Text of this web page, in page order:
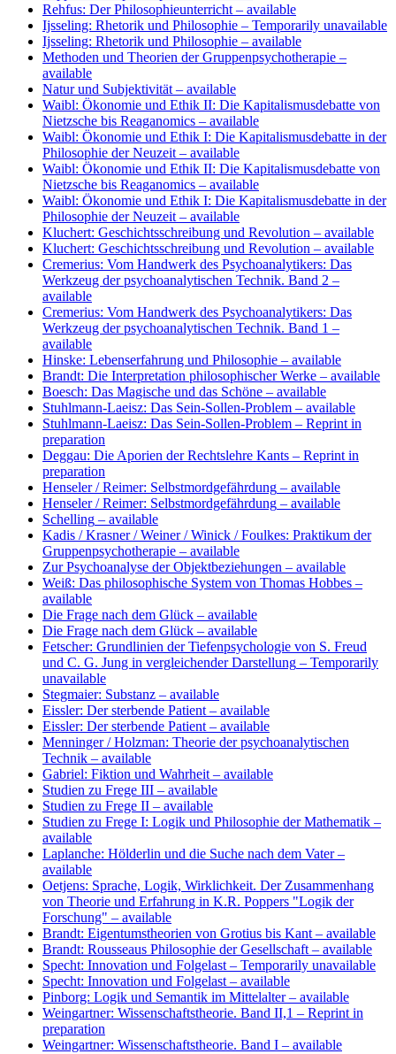
Rehfus: Der Philosophieunterricht – available
Ijsseling: Rhetorik und Philosophie – Temporarily unavailable
Ijsseling: Rhetorik und Philosophie – available
Methoden und Theorien der Gruppenpsychotherapie –
available
Natur und Subjektivität – available
Waibl: Ökonomie und Ethik II: Die Kapitalismusdebatte von
Nietzsche bis Reaganomics – available
Waibl: Ökonomie und Ethik I: Die Kapitalismusdebatte in der
Philosophie der Neuzeit – available
Waibl: Ökonomie und Ethik II: Die Kapitalismusdebatte von
Nietzsche bis Reaganomics – available
Waibl: Ökonomie und Ethik I: Die Kapitalismusdebatte in der
Philosophie der Neuzeit – available
Kluchert: Geschichtsschreibung und Revolution – available
Kluchert: Geschichtsschreibung und Revolution – available
Cremerius: Vom Handwerk des Psychoanalytikers: Das
Werkzeug der psychoanalytischen Technik. Band 2 –
available
Cremerius: Vom Handwerk des Psychoanalytikers: Das
Werkzeug der psychoanalytischen Technik. Band 1 –
available
Hinske: Lebenserfahrung und Philosophie – available
Brandt: Die Interpretation philosophischer Werke – available
Boesch: Das Magische und das Schöne – available
Stuhlmann-Laeisz: Das Sein-Sollen-Problem – available
Stuhlmann-Laeisz: Das Sein-Sollen-Problem – Reprint in
preparation
Deggau: Die Aporien der Rechtslehre Kants – Reprint in
preparation
Henseler / Reimer: Selbstmordgefährdung – available
Henseler / Reimer: Selbstmordgefährdung – available
Schelling – available
Kadis / Krasner / Weiner / Winick / Foulkes: Praktikum der
Gruppenpsychotherapie – available
Zur Psychoanalyse der Objektbeziehungen – available
Weiß: Das philosophische System von Thomas Hobbes –
available
Die Frage nach dem Glück – available
Die Frage nach dem Glück – available
Fetscher: Grundlinien der Tiefenpsychologie von S. Freud
und C. G. Jung in vergleichender Darstellung – Temporarily
unavailable
Stegmaier: Substanz – available
Eissler: Der sterbende Patient – available
Eissler: Der sterbende Patient – available
Menninger / Holzman: Theorie der psychoanalytischen
Technik – available
Gabriel: Fiktion und Wahrheit – available
Studien zu Frege III – available
Studien zu Frege II – available
Studien zu Frege I: Logik und Philosophie der Mathematik –
available
Laplanche: Hölderlin und die Suche nach dem Vater–
available
Oetjens: Sprache, Logik, Wirklichkeit. Der Zusammenhang
von Theorie und Erfahrung in K.R. Poppers "Logik der
Forschung" – available
Brandt: Eigentumstheorien von Grotius bis Kant – available
Brandt: Rousseaus Philosophie der Gesellschaft – available
Specht: Innovation und Folgelast – Temporarily unavailable
Specht: Innovation und Folgelast – available
Pinborg: Logik und Semantik im Mittelalter– available
Weingartner: Wissenschaftstheorie. Band II,1 – Reprint in
preparation
Weingartner: Wissenschaftstheorie. Band I – available